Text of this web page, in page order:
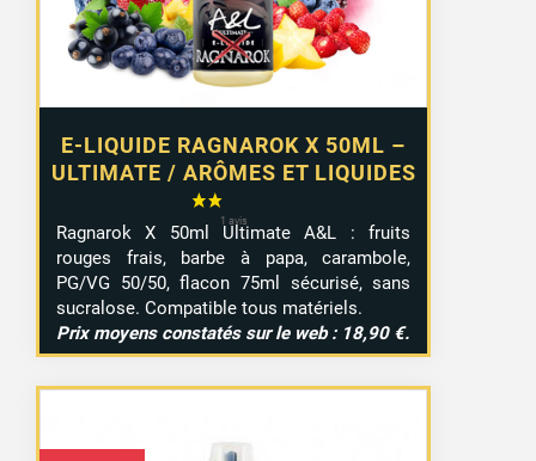
E-LIQUIDE RAGNAROK X 50ML –
ULTIMATE / ARÔMES ET LIQUIDES
Ragnarok X 50ml Ultimate A&L : fruits
rouges frais, barbe à papa, carambole,
PG/VG 50/50, flacon 75ml sécurisé, sans
sucralose. Compatible tous matériels.
Prix moyens constatés sur le web : 18,90 €.